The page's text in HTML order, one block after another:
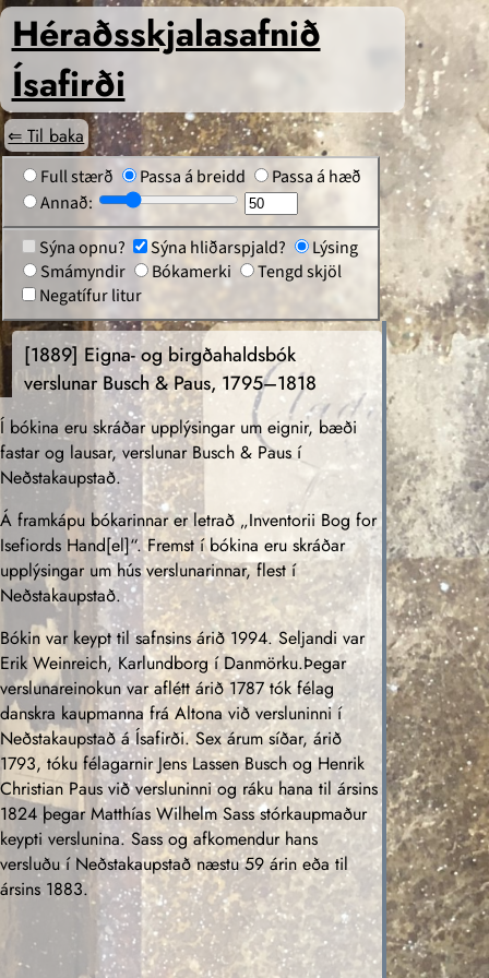
Héraðs­skjalasafnið
Ísafirði
⇐ Til baka
Full stærð Passa á breidd
Passa á hæð
Annað:
Sýna opnu?
Sýna hliðarspjald?
Lýsing
Smámyndir
Bókamerki
Tengd skjöl
Negatífur litur
[1889] Eigna- og birgðahaldsbók
verslunar Busch & Paus, 1795–1818
Í bókina eru skráðar upplýsingar um eignir, bæði
fastar og lausar, verslunar Busch & Paus í
Neðstakaupstað.
Á framkápu bókarinnar er letrað „Inventorii Bog for
Isefiords Hand[el]“. Fremst í bókina eru skráðar
upplýsingar um hús verslunarinnar, flest í
Neðstakaupstað.
Bókin var keypt til safnsins árið 1994. Seljandi var
Erik Weinreich, Karlundborg í Danmörku.Þegar
verslunareinokun var aflétt árið 1787 tók félag
danskra kaupmanna frá Altona við versluninni í
Neðstakaupstað á Ísafirði. Sex árum síðar, árið
1793, tóku félagarnir Jens Lassen Busch og Henrik
Christian Paus við versluninni og ráku hana til ársins
1824 þegar Matthías Wilhelm Sass stórkaupmaður
keypti verslunina. Sass og afkomendur hans
versluðu í Neðstakaupstað næstu 59 árin eða til
ársins 1883.